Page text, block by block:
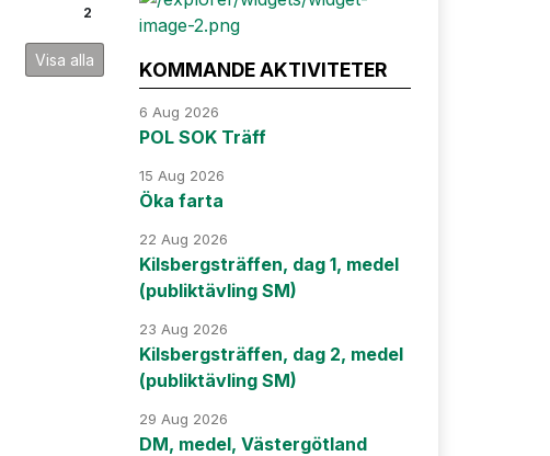
2
Visa alla KOMMANDE AKTIVITETER
6 Aug 2026
POL SOK Träff
15 Aug 2026
Öka farta
22 Aug 2026
Kilsbergsträffen, dag 1, medel
(publiktävling SM)
23 Aug 2026
Kilsbergsträffen, dag 2, medel
(publiktävling SM)
29 Aug 2026
DM, medel, Västergötland